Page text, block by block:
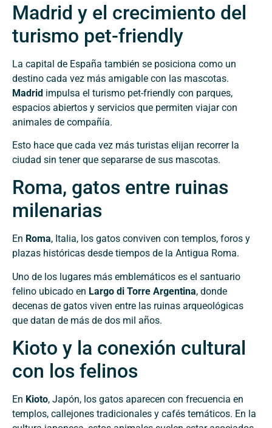
Madrid y el crecimiento del
turismo pet-friendly
La capital de España también se posiciona como un
destino cada vez más amigable con las mascotas.
Madrid impulsa el turismo pet-friendly con parques,
espacios abiertos y servicios que permiten viajar con
animales de compañía.
Esto hace que cada vez más turistas elijan recorrer la
ciudad sin tener que separarse de sus mascotas.
Roma, gatos entre ruinas
milenarias
En Roma, Italia, los gatos conviven con templos, foros y
plazas históricas desde tiempos de la Antigua Roma.
Uno de los lugares más emblemáticos es el santuario
felino ubicado en Largo di Torre Argentina, donde
decenas de gatos viven entre las ruinas arqueológicas
que datan de más de dos mil años.
Kioto y la conexión cultural
con los felinos
En Kioto, Japón, los gatos aparecen con frecuencia en
templos, callejones tradicionales y cafés temáticos. En la